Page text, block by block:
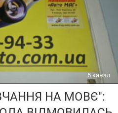
5 канал
НА МОВЄ":